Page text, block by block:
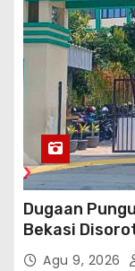
Dugaan
Bekasi
Prioritas
Agu 9, 2026